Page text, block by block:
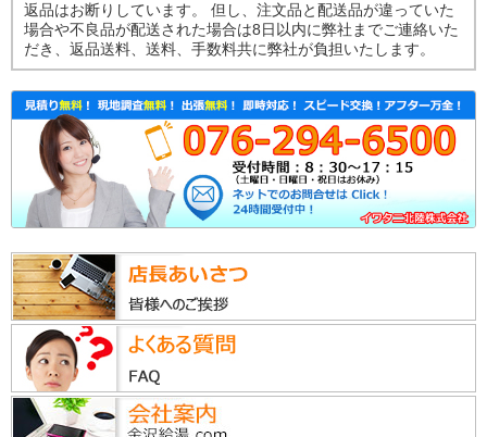
返品はお断りしています。 但し、注文品と配送品が違っていた
場合や不良品が配送された場合は8日以内に弊社までご連絡いた
だき、返品送料、送料、手数料共に弊社が負担いたします。